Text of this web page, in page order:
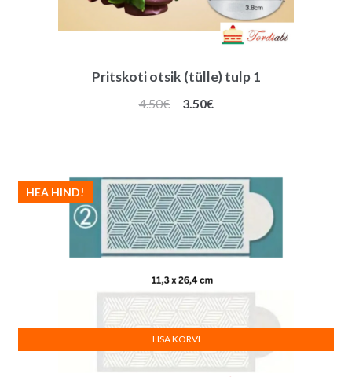
Pritskoti otsik (tülle) tulp 1
4.50€
Algne
3.50€Praegune
HEA HIND!
LISA KORVI